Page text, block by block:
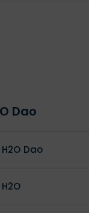
Dao
H2O Dao
H2O